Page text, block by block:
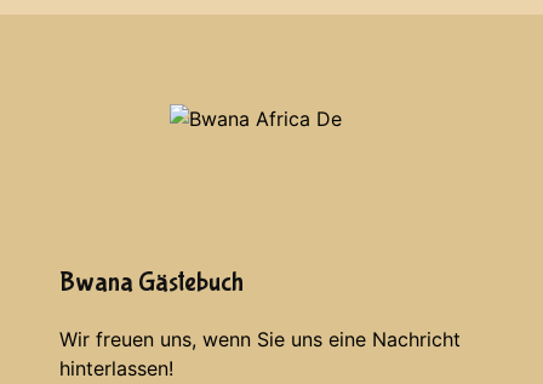
Bwana Gästebuch
Wir freuen uns, wenn Sie uns eine Nachricht
hinterlassen!